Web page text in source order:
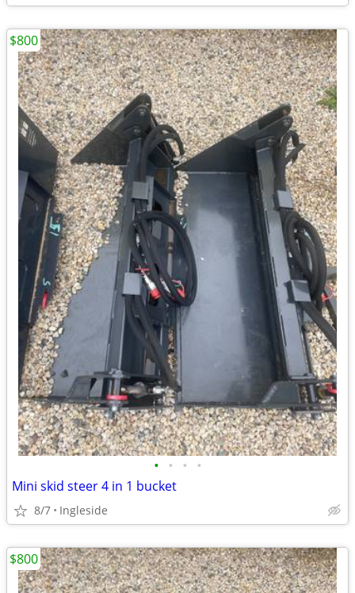
• • • •
Mini skid steer 4 in 1 bucket
8/7 Ingleside
$800
$800